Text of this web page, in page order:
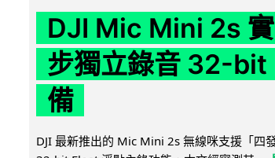
DJI Mic Mini 2s
步獨立錄音 32-bit
備
DJI 最新推出的 Mic Mini 2s 無線咪支援「四